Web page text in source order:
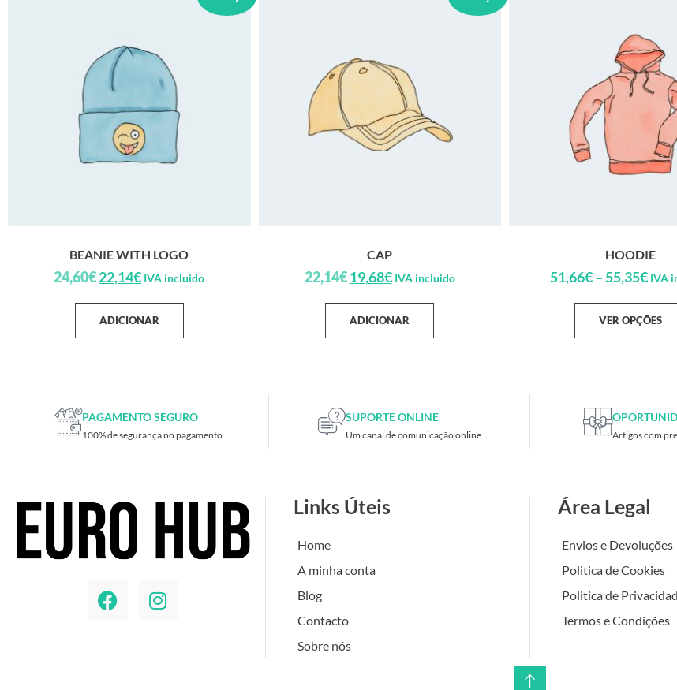
BEANIE WITH LOGO
24,60€22,14€ IVA incluido
ADICIONAR
CAP
22,14€19,68€ IVA incluido
ADICIONAR
HOODIE
51,66€– 55,35€ IVA
VER OPÇÕES
PAGAMENTO SEGURO
100% de segurança no pagamento
SUPORTE ONLINE
Um canal de comunicação online Artigos com
Links Úteis
Home
A minha conta
Blog
Contacto
Sobre nós
Área Legal
Envios e Devoluções
Politica de Cookies
Politica de
Termos e Condições